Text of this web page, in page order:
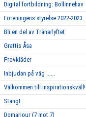
Digital fortbildning: Bollinnehav
Föreningens styrelse 2022-2023.
Bli en del av Tränarlyftet
Grattis Åsa
Provkläder
Inbjudan på väg ......
Välkommen till inspirationskväll!
Stängt
Domarjour (7 mot 7)